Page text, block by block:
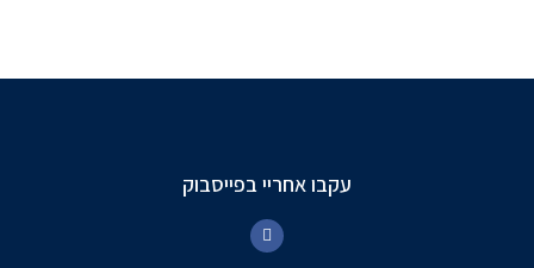
עקבו אחריי בפייסבוק